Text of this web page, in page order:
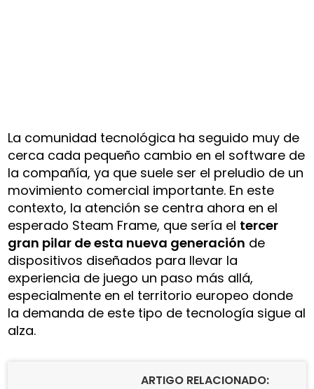
La comunidad tecnológica ha seguido muy de
cerca cada pequeño cambio en el software de
la compañía, ya que suele ser el preludio de un
movimiento comercial importante. En este
contexto, la atención se centra ahora en el
esperado Steam Frame, que sería el tercer
gran pilar de esta nueva generación de
dispositivos diseñados para llevar la
experiencia de juego un paso más allá,
especialmente en el territorio europeo donde
la demanda de este tipo de tecnología sigue al
alza.
ARTIGO RELACIONADO: